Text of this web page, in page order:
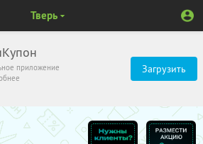
приложение
Загрузить
Тверь